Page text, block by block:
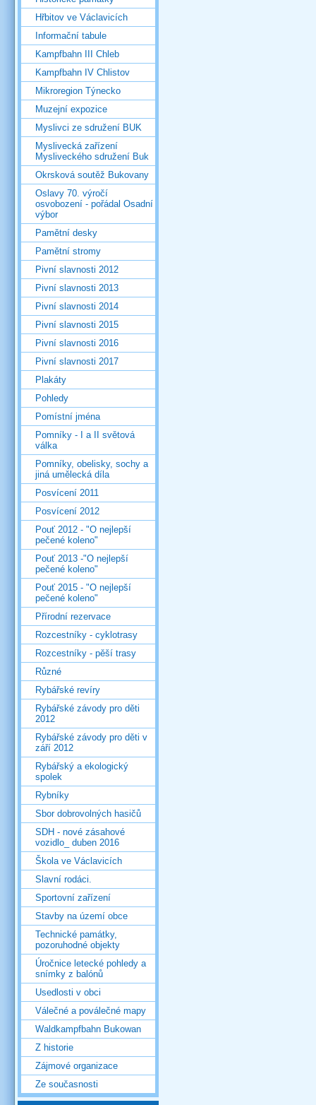
Hřbitov ve Václavicích
Informační tabule
Kampfbahn III Chleb
Kampfbahn IV Chlistov
Mikroregion Týnecko
Muzejní expozice
Myslivci ze sdružení BUK
Myslivecká zařízení
Mysliveckého sdružení Buk
Okrsková soutěž Bukovany
Oslavy 70. výročí
osvobození - pořádal Osadní
výbor
Pamětní desky
Pamětní stromy
Pivní slavnosti 2012
Pivní slavnosti 2013
Pivní slavnosti 2014
Pivní slavnosti 2015
Pivní slavnosti 2016
Pivní slavnosti 2017
Plakáty
Pohledy
Pomístní jména
Pomníky - I a II světová
válka
Pomníky, obelisky, sochy a
jiná umělecká díla
Posvícení 2011
Posvícení 2012
Pouť 2012 - "O nejlepší
pečené koleno"
Pouť 2013 -"O nejlepší
pečené koleno"
Pouť 2015 - "O nejlepší
pečené koleno"
Přírodní rezervace
Rozcestníky - cyklotrasy
Rozcestníky - pěší trasy
Různé
Rybářské revíry
Rybářské závody pro děti
2012
Rybářské závody pro děti v
září 2012
Rybářský a ekologický
spolek
Rybníky
Sbor dobrovolných hasičů
SDH - nové zásahové
vozidlo_ duben 2016
Škola ve Václavicích
Slavní rodáci.
Sportovní zařízení
Stavby na území obce
Technické památky,
pozoruhodné objekty
Úročnice letecké pohledy a
snímky z balónů
Usedlosti v obci
Válečné a poválečné mapy
Waldkampfbahn Bukowan
Z historie
Zájmové organizace
Ze současnosti